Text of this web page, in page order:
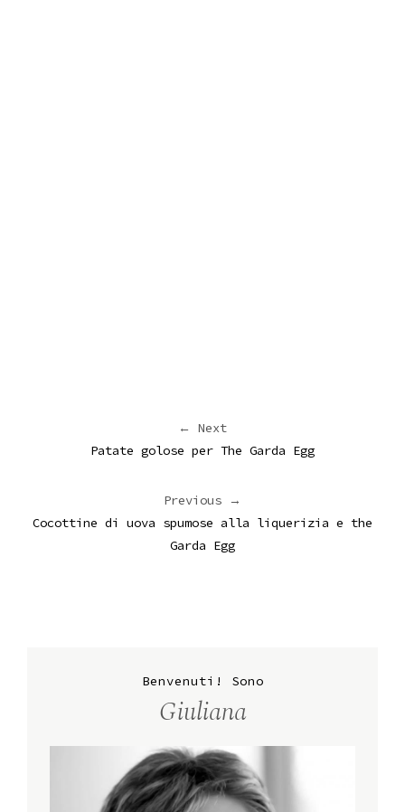
← Next
Patate golose per The Garda Egg
Previous →
Cocottine di uova spumose alla liquerizia e the
Garda Egg
Benvenuti! Sono
Giuliana